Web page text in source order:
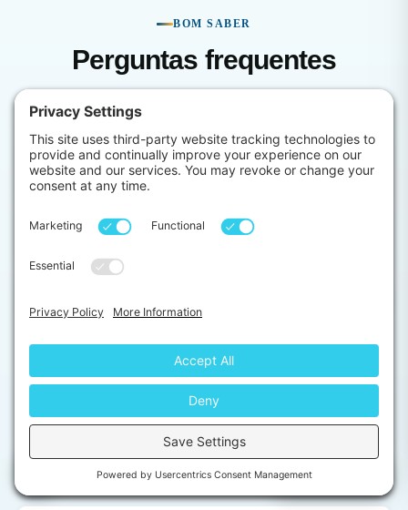
BOM SABER
Perguntas frequentes
RESERVAS E PRIMEIROS PASSOS
Qual o custo do Estágio eletivo em medicina no Nepal
e o que está incluído?
Quando devo me candidatar?
SUA COLOCAÇÃO EM NEPAL
Quem pode participar e existe limite de idade?
Onde ficarei hospedado em Nepal? Chat with us